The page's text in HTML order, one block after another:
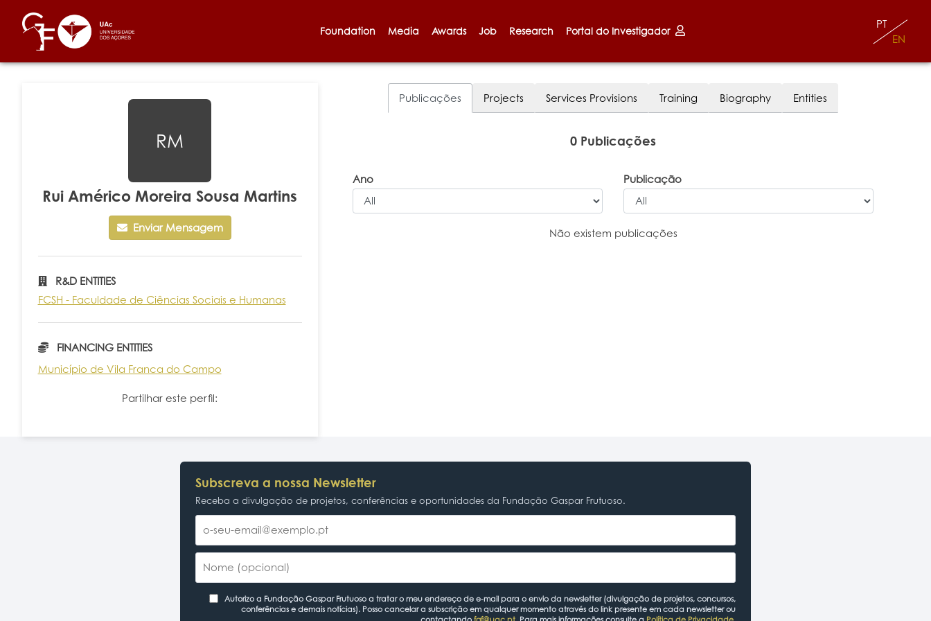
Foundation Media Awards Job Research Portal do Investigador
EN
PT
RM
Rui Américo Moreira Sousa Martins
Enviar Mensagem
R&D ENTITIES
FCSH - Faculdade de Ciências Sociais e Humanas
FINANCING ENTITIES
Município de Vila Franca do Campo
Partilhar este perfil:
Publicações Projects Services Provisions Training Biography Entities
0 Publicações
Ano Publicação
Não existem publicações
Subscreva a nossa Newsletter
Receba a divulgação de projetos, conferências e oportunidades da Fundação Gaspar Frutuoso.
Autorizo a Fundação Gaspar Frutuoso a tratar o meu endereço de e-mail para o envio da newsletter (divulgação de projetos, concursos,
conferências e demais notícias). Posso cancelar a subscrição em qualquer momento através do link presente em cada newsletter ou